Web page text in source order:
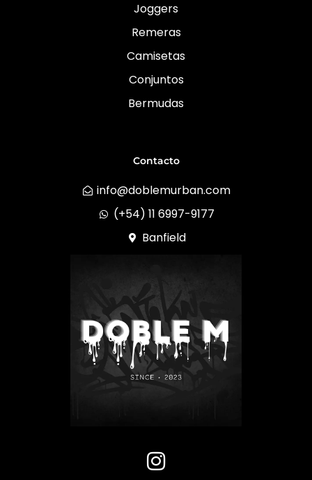
Joggers
Remeras
Camisetas
Conjuntos
Bermudas
Contacto
info@doblemurban.com
(+54) 11 6997-9177
Banfield
I
n